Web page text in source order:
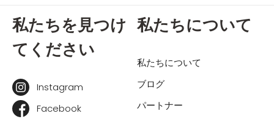
私たちを見つけ
てください
Instagram
Facebook
私たちについて
私たちについて
ブログ
パートナー